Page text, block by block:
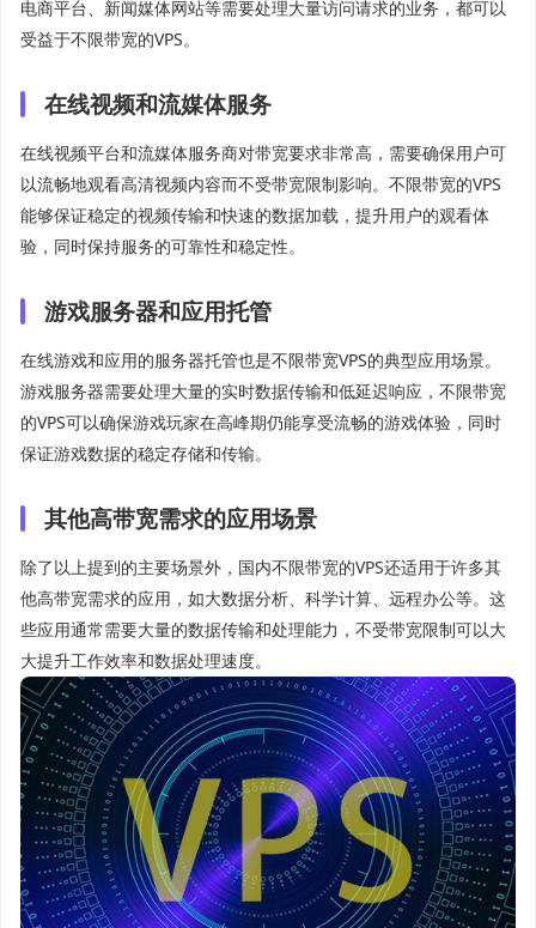
电商平台、新闻媒体网站等需要处理大量访问请求的业务，都可以
受益于不限带宽的VPS。
在线视频和流媒体服务
在线视频平台和流媒体服务商对带宽要求非常高，需要确保用户可
以流畅地观看高清视频内容而不受带宽限制影响。不限带宽的VPS
能够保证稳定的视频传输和快速的数据加载，提升用户的观看体
验，同时保持服务的可靠性和稳定性。
游戏服务器和应用托管
在线游戏和应用的服务器托管也是不限带宽VPS的典型应用场景。
游戏服务器需要处理大量的实时数据传输和低延迟响应，不限带宽
的VPS可以确保游戏玩家在高峰期仍能享受流畅的游戏体验，同时
保证游戏数据的稳定存储和传输。
其他高带宽需求的应用场景
除了以上提到的主要场景外，国内不限带宽的VPS还适用于许多其
他高带宽需求的应用，如大数据分析、科学计算、远程办公等。这
些应用通常需要大量的数据传输和处理能力，不受带宽限制可以大
大提升工作效率和数据处理速度。